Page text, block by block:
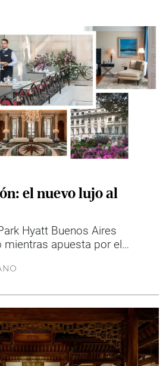
el nuevo lujo al
Hyatt Buenos Aires
mientras apuesta por el